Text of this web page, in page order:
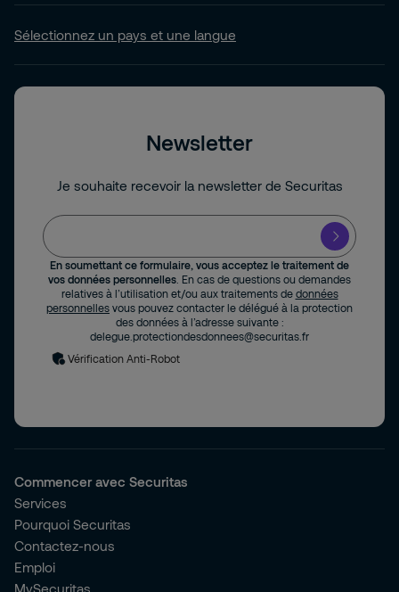
Sélectionnez un pays et une langue
Newsletter
Je souhaite recevoir la newsletter de Securitas
En soumettant ce formulaire, vous acceptez le traitement de
vos données personnelles . En cas de questions ou demandes
relatives à l’utilisation et/ou aux traitements de données
personnelles vous pouvez contacter le délégué à la protection
des données à l’adresse suivante :
delegue.protectiondesdonnees@securitas.fr
Vérification Anti-Robot
Commencer avec Securitas
Services
Pourquoi Securitas
Contactez-nous
Emploi
MySecuritas